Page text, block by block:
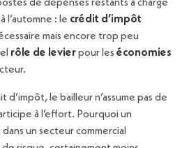
de dépenses restants à charge
l’automne : le crédit d’impôt
mais encore trop peu
rôle de levierpour les économies
d’impôt, le bailleur n’assume pas de
à l’effort. Pourquoi un
un secteur commercial